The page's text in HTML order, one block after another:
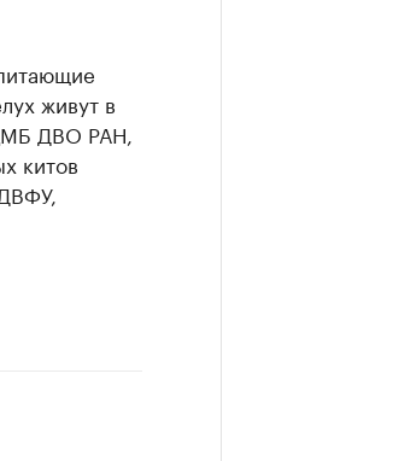
живут в
ДВО РАН,
китов